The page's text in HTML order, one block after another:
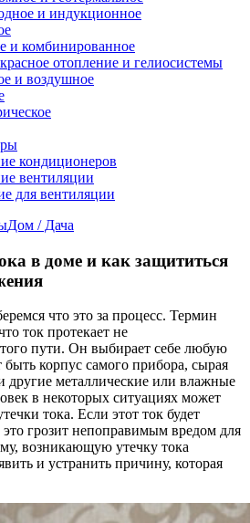
и индукционное
и комбинированное
отопление и гелиосистемы
и воздушное
кондиционеров
вентиляции
для вентиляции
Дом / Дача
в доме и как защититься
что это за процесс. Термин
ток протекает не
пути. Он выбирает себе любую
корпус самого прибора, сырая
другие металлические или влажные
в некоторых ситуациях может
тока. Если этот ток будет
грозит непоправимым вредом для
возникающую утечку тока
и устранить причину, которая